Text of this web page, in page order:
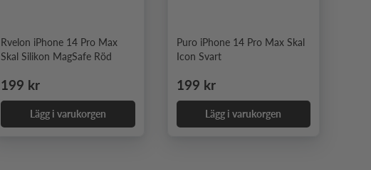
Rvelon iPhone 14 Pro Max
Skal Silikon MagSafe Röd
Ordinarie pris
199 kr
Lägg i varukorgen
Puro iPhone 14 Pro Max Skal
Icon Svart
Ordinarie pris
199 kr
Lägg i varukorgen